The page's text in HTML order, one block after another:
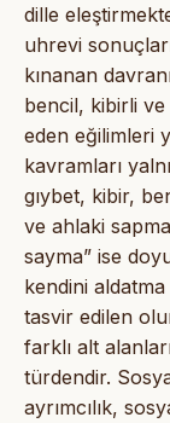
dille
uhrevi
kınanan
bencil, kibirli
eden eğilimleri
kavramları
gıybet, kibir,
ve ahlaki
sayma” ise
kendini aldatma
tasvir edilen
farklı alt
türdendir.
ayrımcılık,